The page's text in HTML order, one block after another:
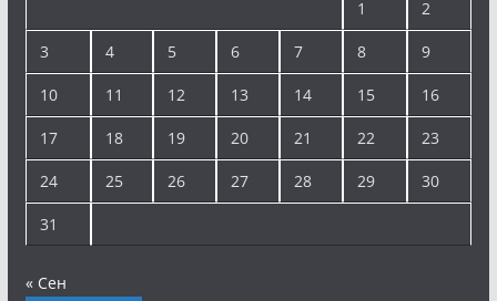
1 2
3 4 5 6 7 8 9
10 11 12 13 14 15 16
17 18 19 20 21 22 23
24 25 26 27 28 29 30
31
« Сен